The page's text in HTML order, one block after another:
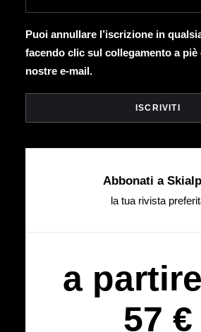
Puoi annullare l’iscrizione in
facendo clic sul collegamento a piè
nostre e-mail.
Abbonati a
la tua rivista
a
57 €